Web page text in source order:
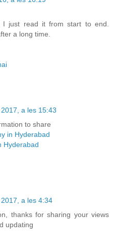
I just read it from start to end.
a long time.
a les 15:43
to share
in Hyderabad
Hyderabad
a les 4:34
thanks for sharing your views
updating